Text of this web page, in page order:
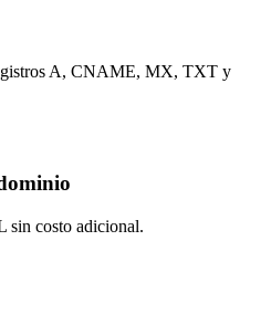
A, CNAME, MX, TXT y
sin costo adicional.